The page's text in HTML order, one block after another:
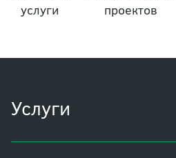
услуги
проектов
Услуги